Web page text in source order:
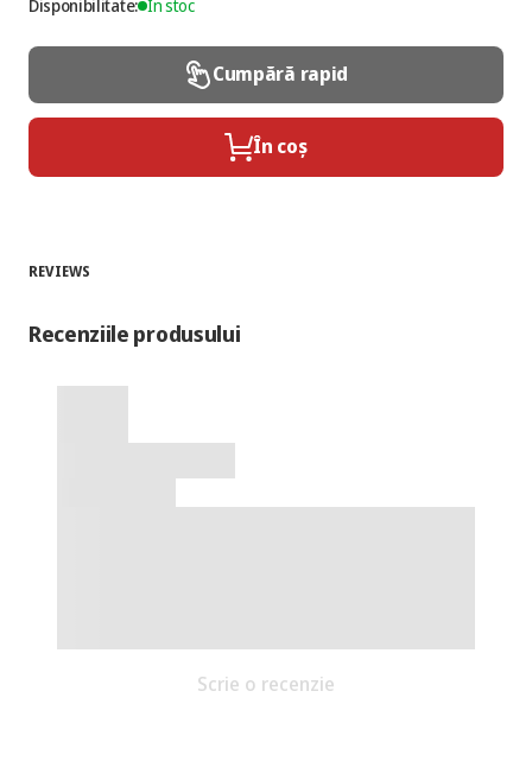
Disponibilitate: În stoc
Cumpără rapid
În coș
REVIEWS
Recenziile produsului
Scrie o recenzie